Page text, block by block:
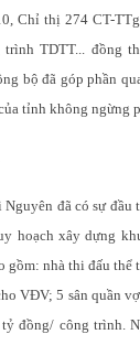
Chỉ thị 274 CT-
trình TDTT... đồng
bộ đã góp phần
tỉnh không ngừng
đã có sự đầu
hoạch xây dựng
gồm: nhà thi đấu thể
VĐV; 5 sân quần
đồng/ công trình.